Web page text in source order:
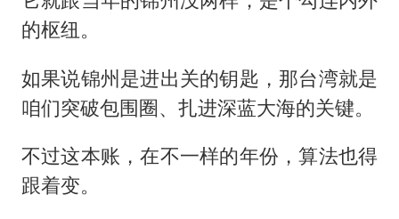
的枢纽。
如果说锦州是进出关的钥匙，那台湾就是
咱们突破包围圈、扎进深蓝大海的关键。
不过这本账，在不一样的年份，算法也得
跟着变。